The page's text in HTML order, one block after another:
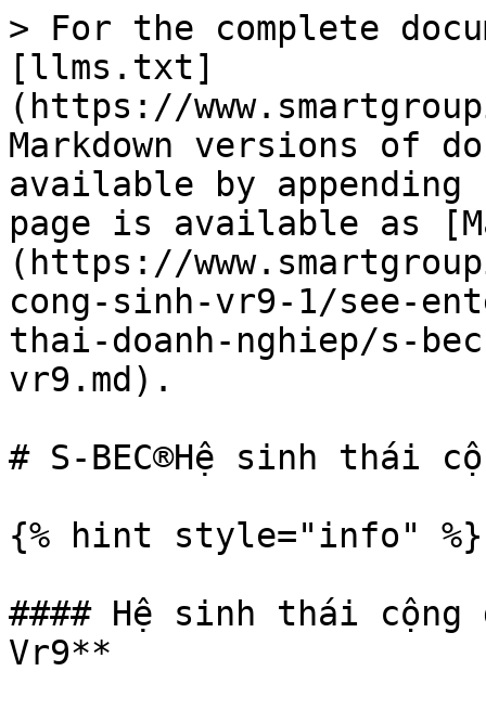
> For the complete
[llms.txt]
(https://
Markdown versions of
available by
page is available as
(https://
cong-sinh-vr9-1/see-
thai-doanh-nghiep/s-
vr9.md).
# S-BEC®Hệ sinh thái
{% hint style="info" %}
#### Hệ sinh thái cộng
Vr9**